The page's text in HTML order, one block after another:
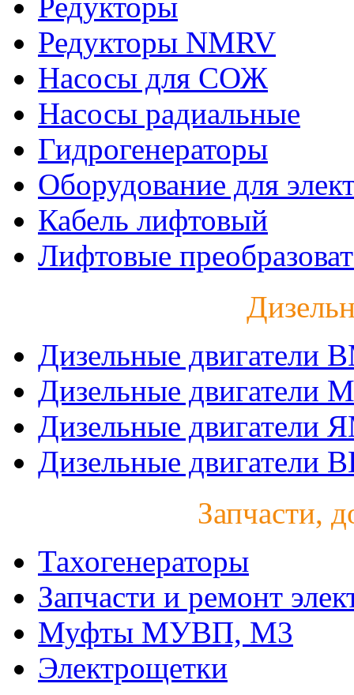
Редукторы NMRV
Насосы для СОЖ
Насосы радиальные
Гидрогенераторы
Оборудование для
Кабель лифтовый
Лифтовые
Дизельные двигатели
Дизельные двигатели
Дизельные двигатели
Дизельные двигатели
Запчасти,
Тахогенераторы
Запчасти и ремонт
Муфты МУВП, М3
Электрощетки